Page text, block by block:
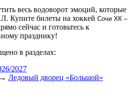
весь водоворот эмоций, которые
Купите билеты на хоккей Сочи ХК –
сейчас и готовьтесь к
празднику!
в разделах:
2027
→ Ледовый дворец «Большой»